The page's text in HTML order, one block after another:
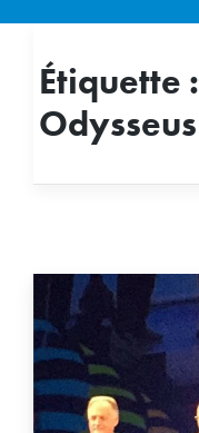
Étiquette :
Odysseus